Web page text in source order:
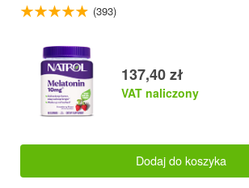
(393)
137,40 zł
VAT naliczony
Dodaj do koszyka